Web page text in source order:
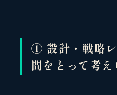
① 設計・戦略
間をとって考え